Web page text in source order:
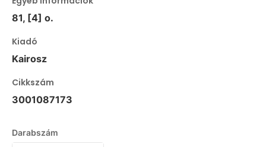
81, [4] o.
Kiadó
Kairosz
Cikkszám
3001087173
Darabszám